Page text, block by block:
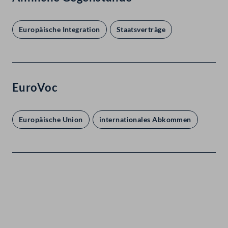
Europäische Integration Staatsverträge
EuroVoc
Europäische Union internationales Abkommen